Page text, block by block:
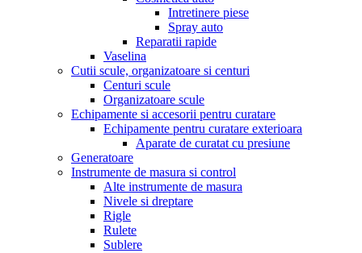
Intretinere piese
Spray auto
Reparatii rapide
Vaselina
Cutii scule, organizatoare si centuri
Centuri scule
Organizatoare scule
Echipamente si accesorii pentru curatare
Echipamente pentru curatare exterioara
Aparate de curatat cu presiune
Generatoare
Instrumente de masura si control
Alte instrumente de masura
Nivele si dreptare
Rigle
Rulete
Sublere